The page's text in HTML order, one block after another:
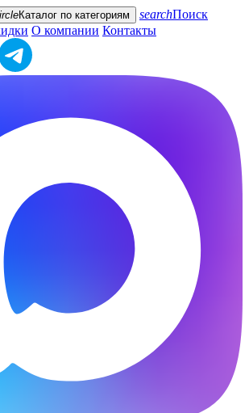
Каталог по категориям searchПоиск
О компании Контакты